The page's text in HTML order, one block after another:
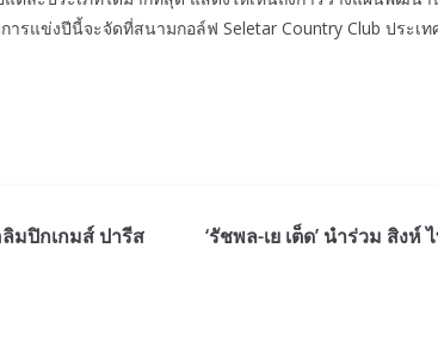
ารแข่งปีนี้จะจัดที่สนามกอล์ฟ Seletar Country Club ประเ
มปิกเกมส์ ปารีส
‘รัชพล-เย เต็ด’ นำร่วม สิง